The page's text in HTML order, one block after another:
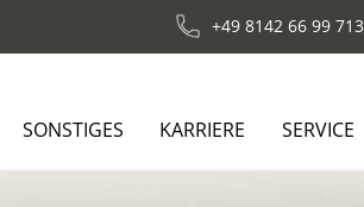
+49 8142 66 99 713
SONSTIGES KARRIERE SERVICE